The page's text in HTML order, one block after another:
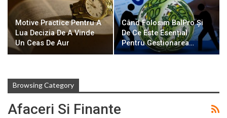
Motive Practice Pentru A
Lua Decizia De A Vinde
Un Ceas De Aur
Când Folosim BalPro Și
De Ce Este Esențial
Pentru Gestionarea…
Browsing Category
Afaceri Si Finante